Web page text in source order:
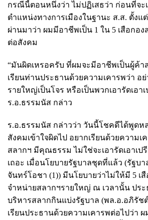
กรณีนี้ตอนหนึ่งว่าไม่ปฏิเสธว่า ก่อนที่จะ
ตำแหน่งทางการเมืองในฐานะ ส.ส. ตั้งแ
ผ่านมาว่า ผมมีอาชีพเป็น 1 ใน 5 เสือกอ
ต่อสังคม
“มันผิดเหรอครับ ที่ผมจะมีอาชีพเป็นผู้ค้า
เรียนท่านประธานด้วยความเคารพว่า อ
รายใหญ่เป็นโจร หรือเป็นพวกเอารัดเอา
ร.อ.ธรรมนัส กล่าว
ร.อ.ธรรมนัส กล่าวว่า วันนี้โชคดีได้พูดห
สังคมเข้าใจผิดไป อยากเรียนด้วยความเ
สลากฯ มีคุณธรรม ไม่ใช่จะเอารัดเอาเป
เถอะ เมื่อนโยบายรัฐบาลชุดที่แล้ว (รัฐบ
จันทร์โอชา (1)) มีนโยบายว่าไม่ให้มี 5 เ
จำหน่ายสลากฯรายใหญ่ ณ เวลานั้น ปร
บริหารสลากกินแบ่งรัฐบาล (พล.อ.อภิรัช
เรียนประธานด้วยความเคารพต่อไปว่า